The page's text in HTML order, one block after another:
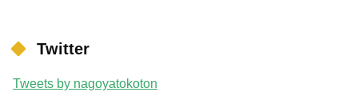
Twitter
Tweets by nagoyatokoton